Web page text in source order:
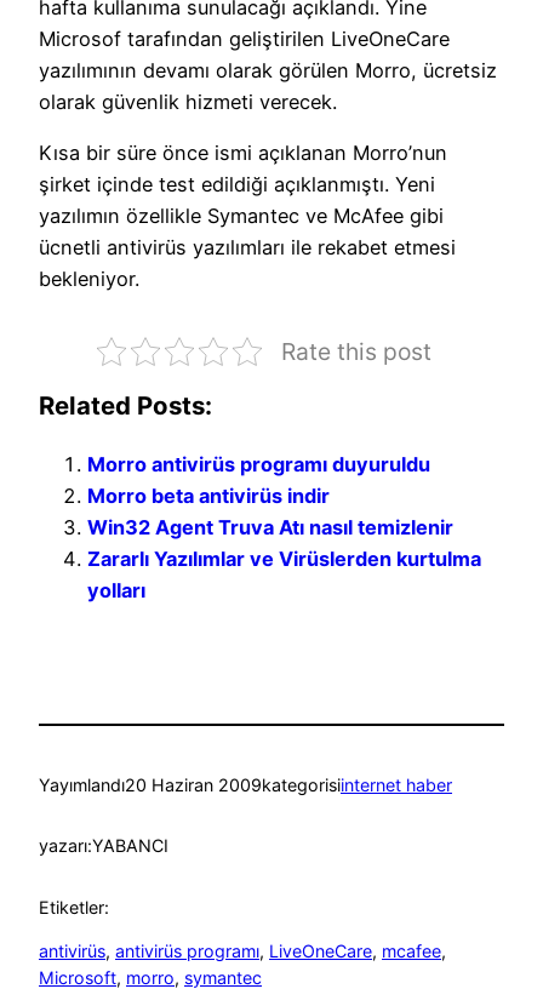
hafta kullanıma sunulacağı açıklandı. Yine
Microsof tarafından geliştirilen LiveOneCare
yazılımının devamı olarak görülen Morro, ücretsiz
olarak güvenlik hizmeti verecek.
Kısa bir süre önce ismi açıklanan Morro’nun
şirket içinde test edildiği açıklanmıştı. Yeni
yazılımın özellikle Symantec ve McAfee gibi
ücnetli antivirüs yazılımları ile rekabet etmesi
bekleniyor.
Rate this post
Related Posts:
Morro antivirüs programı duyuruldu
Morro beta antivirüs indir
Win32 Agent Truva Atı nasıl temizlenir
Zararlı Yazılımlar ve Virüslerden kurtulma
yolları
Yayımlandı20 Haziran 2009kategorisiinternet haber
yazarı:YABANCI
Etiketler:
antivirüs, antivirüs programı, LiveOneCare, mcafee
Microsoft, morro, symantec